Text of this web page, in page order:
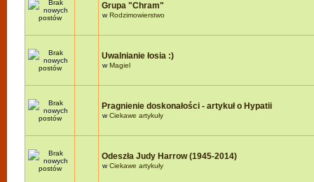
Grupa "Chram"
wRodzimowierstwo
Uwalnianie łosia :)
wMagiel
Pragnienie doskonałości - artykuł o Hypatii
wCiekawe artykuły
Odeszła Judy Harrow (1945-2014)
wCiekawe artykuły